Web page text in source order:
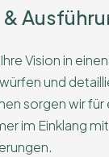
Vision in
und
sorgen wir
im Einklang